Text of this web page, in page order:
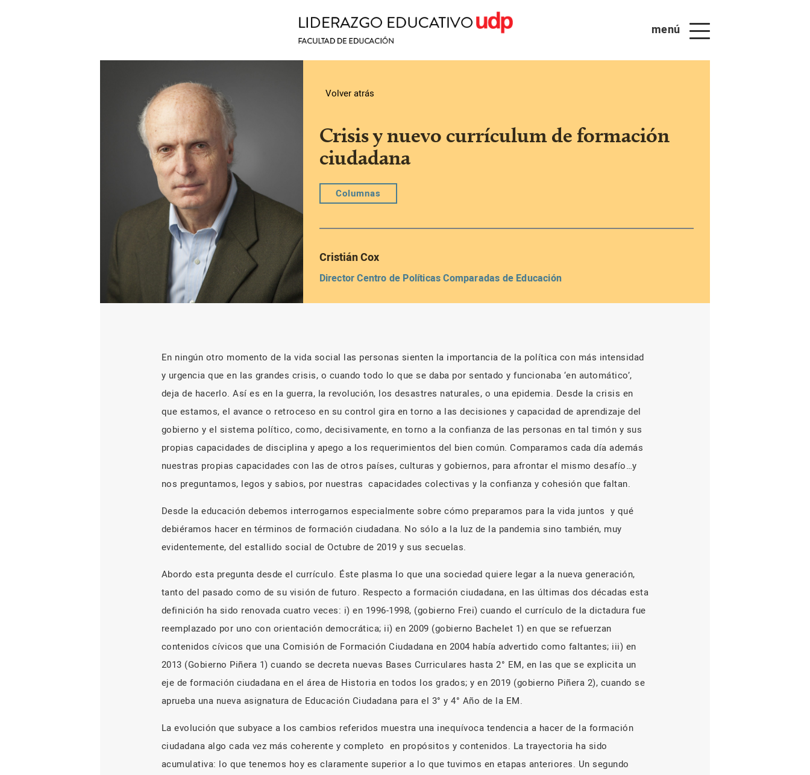
menú
Volver atrás
Crisis y nuevo currículum de formación
ciudadana
Columnas
Cristián Cox
Director Centro de Políticas Comparadas de Educación
En ningún otro momento de la vida social las personas sienten la importancia de la política con más intensidad
y urgencia que en las grandes crisis, o cuando todo lo que se daba por sentado y funcionaba ‘en automático’,
deja de hacerlo. Así es en la guerra, la revolución, los desastres naturales, o una epidemia. Desde la crisis en
que estamos, el avance o retroceso en su control gira en torno a las decisiones y capacidad de aprendizaje del
gobierno y el sistema político, como, decisivamente, en torno a la confianza de las personas en tal timón y sus
propias capacidades de disciplina y apego a los requerimientos del bien común. Comparamos cada día además
nuestras propias capacidades con las de otros países, culturas y gobiernos, para afrontar el mismo desafío…y
nos preguntamos, legos y sabios, por nuestras capacidades colectivas y la confianza y cohesión que faltan.
Desde la educación debemos interrogarnos especialmente sobre cómo preparamos para la vida juntos y qué
debiéramos hacer en términos de formación ciudadana. No sólo a la luz de la pandemia sino también, muy
evidentemente, del estallido social de Octubre de 2019 y sus secuelas.
Abordo esta pregunta desde el currículo. Éste plasma lo que una sociedad quiere legar a la nueva generación,
tanto del pasado como de su visión de futuro. Respecto a formación ciudadana, en las últimas dos décadas esta
definición ha sido renovada cuatro veces: i) en 1996-1998, (gobierno Frei) cuando el currículo de la dictadura fue
reemplazado por uno con orientación democrática; ii) en 2009 (gobierno Bachelet 1) en que se refuerzan
contenidos cívicos que una Comisión de Formación Ciudadana en 2004 había advertido como faltantes; iii) en
2013 (Gobierno Piñera 1) cuando se decreta nuevas Bases Curriculares hasta 2° EM, en las que se explicita un
eje de formación ciudadana en el área de Historia en todos los grados; y en 2019 (gobierno Piñera 2), cuando se
aprueba una nueva asignatura de Educación Ciudadana para el 3° y 4° Año de la EM.
La evolución que subyace a los cambios referidos muestra una inequívoca tendencia a hacer de la formación
ciudadana algo cada vez más coherente y completo en propósitos y contenidos. La trayectoria ha sido
acumulativa: lo que tenemos hoy es claramente superior a lo que tuvimos en etapas anteriores. Un segundo